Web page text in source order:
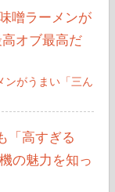
ンがうまい「三ん